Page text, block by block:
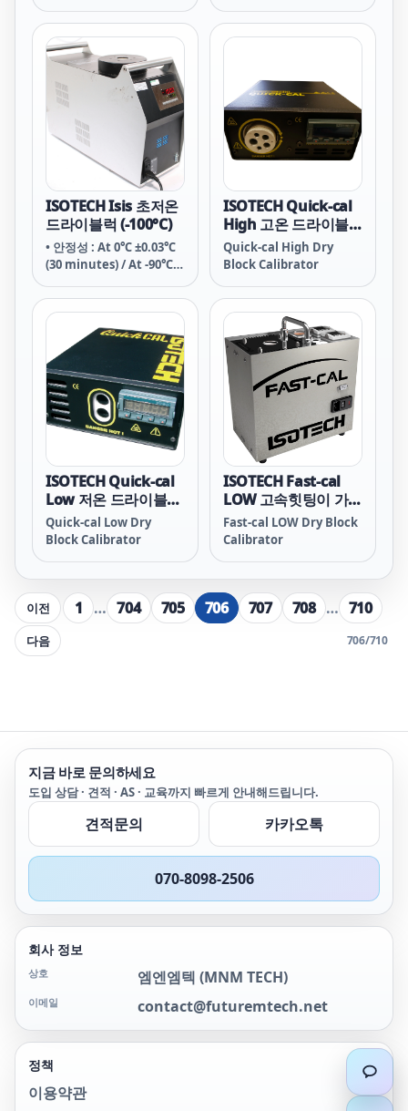
스미터
ISOTECH Isis 초저온
드라이블럭 (-100°C)
• 안정성 : At 0℃ ±0.03℃
(30 minutes) / At -90℃
ISOTECH Quick-cal
High 고온 드라이블
럭 (35~350℃)
Quick-cal High Dry
Block Calibrator
ISOTECH Quick-cal
Low 저온 드라이블럭
(-12~140℃)
Quick-cal Low Dry
Block Calibrator
ISOTECH Fast-cal
LOW 고속힛팅이 가
능한 드라이블럭
(-35~140℃)
Fast-cal LOW Dry Block
Calibrator
이전 1 … 704 705 706 707 708 … 710
다음 706/710
지금 바로 문의하세요
도입 상담 · 견적 · AS · 교육까지 빠르게 안내해드립니다.
견적문의 카카오톡
070-8098-2506
회사 정보
상호 엠엔엠텍 (MNM TECH)
이메일 contact@futuremtech.net
정책
이용약관